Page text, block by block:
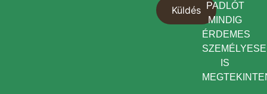
PADLÓT
MINDIG
ÉRDEMES
IS